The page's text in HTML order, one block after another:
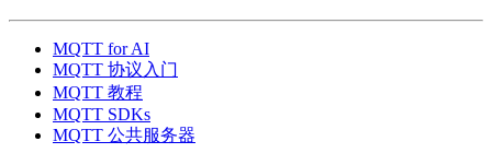
MQTT for AI
MQTT 协议入门
MQTT 教程
MQTT SDKs
MQTT 公共服务器